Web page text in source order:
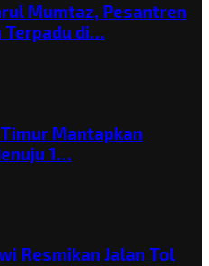
Mumtaz, Pesantren
Terpadu di…
Timur Mantapkan
1…
Resmikan Jalan Tol